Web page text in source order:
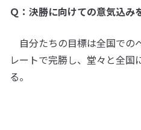
Ｑ：決勝に向けての意気込み
自分たちの目標は全国での
レートで完勝し、堂々と全国
る。